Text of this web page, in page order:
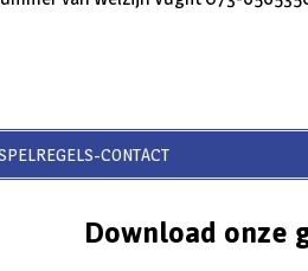
CONTACT
Download onze